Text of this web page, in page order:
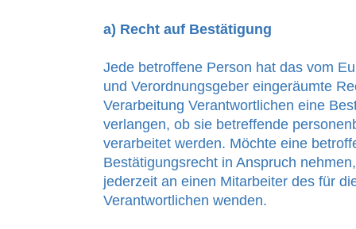
a) Recht auf Bestätigung
Jede betroffene Person hat das vom
und Verordnungsgeber eingeräumte
Verarbeitung Verantwortlichen eine
verlangen, ob sie betreffende
verarbeitet werden. Möchte eine
Bestätigungsrecht in Anspruch
jederzeit an einen Mitarbeiter des für
Verantwortlichen wenden.